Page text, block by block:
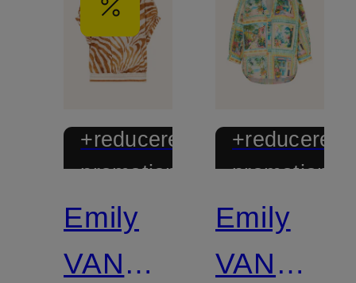
+reducere
promoțională
Emily
VAN
+reducere
Emily
VAN